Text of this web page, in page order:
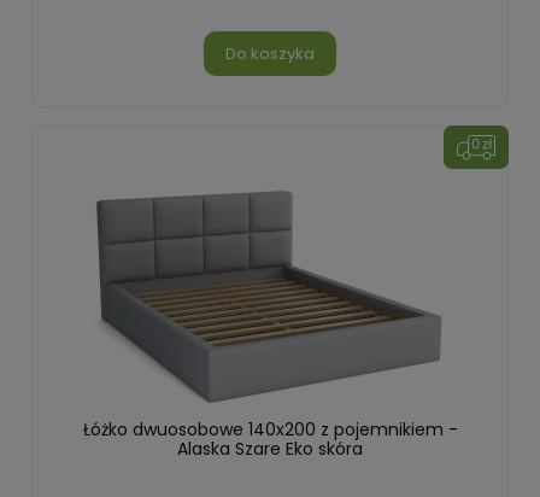
Do koszyka
Łóżko dwuosobowe 140x200 z pojemnikiem -
Alaska Szare Eko skóra